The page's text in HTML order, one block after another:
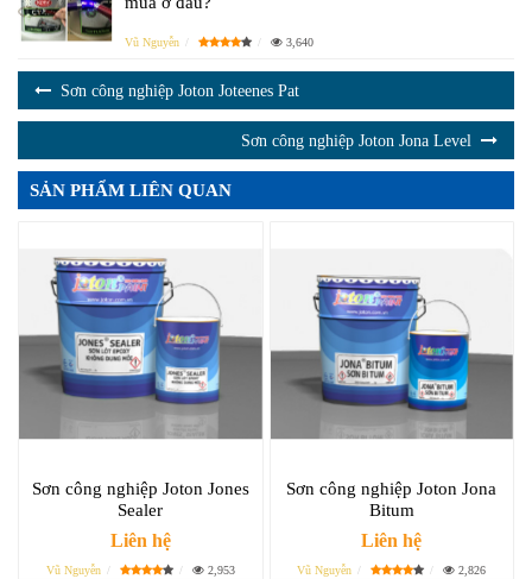
Vũ Nguyễn 3,640
Sơn công nghiệp Joton Joteenes Pat
Sơn công nghiệp Joton Jona Level
SẢN PHẨM LIÊN QUAN
Sơn công nghiệp Joton Jones
Sealer
Liên hệ
Vũ Nguyễn 2,953
Sơn công nghiệp Joton Jona
Bitum
Liên hệ
Vũ Nguyễn 2,826